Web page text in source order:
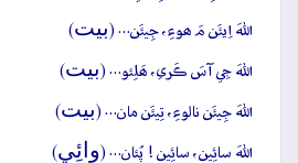
اللهَ اِيئَن مَ ھوءِ، جِيئَن… (بيت)
اللهَ جِي آسَ ڪَري، ھَلِئو… (بيت)
اللهَ جِيئَن نالوءِ، تِيئَن مان… (بيت)
اللهَ سائِين، سائِين ! پُئان… (وائِي)